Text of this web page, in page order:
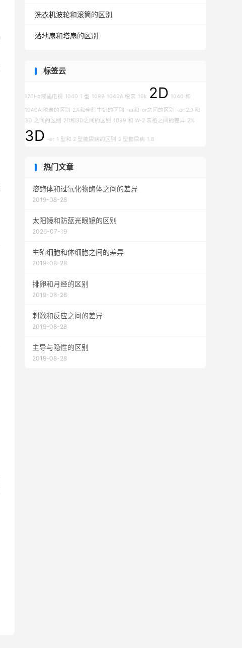
洗衣机波轮和滚筒的区别
落地扇和塔扇的区别
标签云
120Hz液晶电视 1040 1 型 1099 1040A 税表 10k 2D 1040 和
1040A 税表的区别 2%和全脂牛奶的区别 -er和-or之间的区别 -or 2D 和
3D 之间的区别
2D和3D之间的区别 1099 和 W-2 表格之间的差异 2%
3D -er 1 型和 2 型糖尿病的区别 2 型糖尿病 1.8
热门文章
溶酶体和过氧化物酶体之间的差异
2019-08-28
太阳镜和防蓝光眼镜的区别
2026-07-19
生殖细胞和体细胞之间的差异
2019-08-28
排卵和月经的区别
2019-08-28
刺激和反应之间的差异
2019-08-28
主导与隐性的区别
2019-08-28